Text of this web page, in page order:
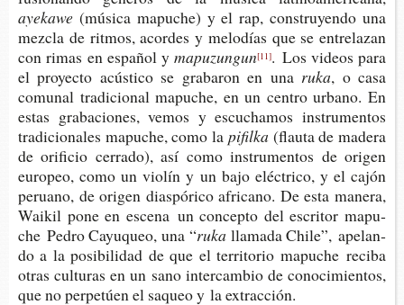
ayekawe (músi­ca mapu­che) y el rap, cons­tru­yen­do una
mez­cla de rit­mos, acor­des y melo­días que se entre­la­zan
con rimas en espa­ñol ymapuzungun[11]. Los videos para
el pro­yec­to acús­ti­co se gra­ba­ron en una ruka, o casa
comu­nal tra­di­cio­nal mapu­che, en un cen­tro urbano. En
estas gra­ba­cio­nes, vemos y escu­cha­mos ins­tru­men­tos
tra­di­cio­na­les mapu­che, como la pifilka (flau­ta de made­ra
de ori­fi­cio cerra­do), así como ins­tru­men­tos de ori­gen
euro­peo, como un vio­lín y un bajo eléc­tri­co, y el cajón
peruano, de ori­gen dias­pó­ri­co afri­cano. De esta mane­ra,
Wai­kil pone en esce­na un con­cep­to del escri­tor mapu­
che Pedro Cayu­queo, una “ruka lla­ma­da Chile”, ape­lan­
do a la posi­bi­li­dad de que el terri­to­rio mapu­che reci­ba
otras cul­tu­ras en un sano inter­cam­bio de cono­ci­mien­tos,
que no per­pe­túen el saqueo y la extracción.